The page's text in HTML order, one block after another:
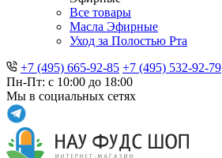
Все товары
Масла Эфирные
Уход за Полостью Рта
+7 (495) 665-92-85 +7 (495) 532-92-79
Пн-Пт: с 10:00 до 18:00
Мы в социальных сетях